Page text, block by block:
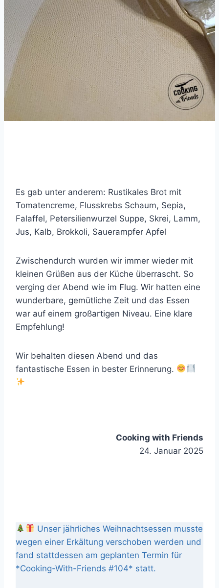
Es gab unter anderem: Rustikales Brot mit
Tomatencreme, Flusskrebs Schaum, Sepia,
Falaffel, Petersilienwurzel Suppe, Skrei, Lamm,
Jus, Kalb, Brokkoli, Sauerampfer Apfel
Zwischendurch wurden wir immer wieder mit
kleinen Grüßen aus der Küche überrascht. So
verging der Abend wie im Flug. Wir hatten eine
wunderbare, gemütliche Zeit und das Essen
war auf einem großartigen Niveau. Eine klare
Empfehlung!
Wir behalten diesen Abend und das
fantastische Essen in bester Erinnerung.
Cooking with Friends
24. Januar 2025
Unser jährliches Weihnachtsessen musste
wegen einer Erkältung verschoben werden und
fand stattdessen am geplanten Termin für
*Cooking-With-Friends #104* statt.